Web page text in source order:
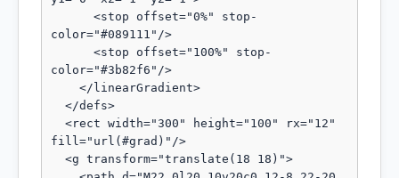
color="#089111"/>
color="#3b82f6"/>
fill="url(#grad)"/>